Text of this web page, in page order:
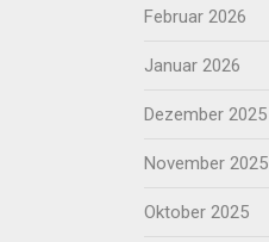
Februar 2026
Januar 2026
Dezember 2025
November 2025
Oktober 2025